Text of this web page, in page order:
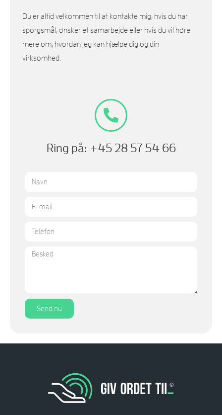
Du er altid velkommen til at kontakte mig, hvis du har
spørgsmål, ønsker et samarbejde eller hvis du vil høre
mere om, hvordan jeg kan hjælpe dig og din
virksomhed.
Ring på: +45 28 57 54 66
Send nu